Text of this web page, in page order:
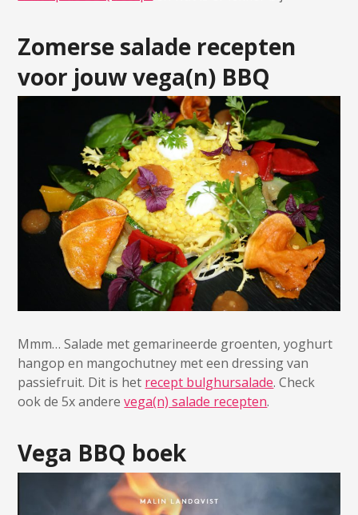
Zomerse salade recepten
voor jouw vega(n) BBQ
Mmm… Salade met gemarineerde groenten, yoghurt
hangop en mangochutney met een dressing van
passiefruit. Dit is het recept bulghursalade. Check
ook de 5x anderevega(n) salade recepten.
Vega BBQ boek